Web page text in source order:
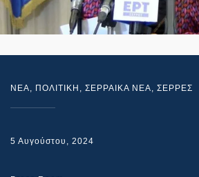
NEA, ΠΟΛΙΤΙΚΗ , ΣΕΡΡΑΙΚΑ ΝΕΑ, ΣΕΡΡΕΣ
5 Αυγούστου, 2024